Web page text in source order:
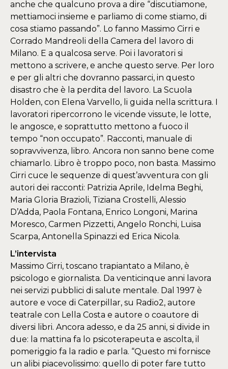
anche che qualcuno prova a dire “discutiamone,
mettiamoci insieme e parliamo di come stiamo, di
cosa stiamo passando”. Lo fanno Massimo Cirri e
Corrado Mandreoli della Camera del lavoro di
Milano. E a qualcosa serve. Poi i lavoratori si
mettono a scrivere, e anche questo serve. Per loro
e per gli altri che dovranno passarci, in questo
disastro che è la perdita del lavoro. La Scuola
Holden, con Elena Varvello, li guida nella scrittura. I
lavoratori ripercorrono le vicende vissute, le lotte,
le angosce, e soprattutto mettono a fuoco il
tempo “non occupato”. Racconti, manuale di
sopravvivenza, libro. Ancora non sanno bene come
chiamarlo. Libro è troppo poco, non basta. Massimo
Cirri cuce le sequenze di quest’avventura con gli
autori dei racconti: Patrizia Aprile, Idelma Beghi,
Maria Gloria Brazioli, Tiziana Crostelli, Alessio
D’Adda, Paola Fontana, Enrico Longoni, Marina
Moresco, Carmen Pizzetti, Angelo Ronchi, Luisa
Scarpa, Antonella Spinazzi ed Erica Nicola.
L’intervista
Massimo Cirri, toscano trapiantato a Milano, è
psicologo e giornalista. Da venticinque anni lavora
nei servizi pubblici di salute mentale. Dal 1997 è
autore e voce di Caterpillar, su Radio2, autore
teatrale con Lella Costa e autore o coautore di
diversi libri. Ancora adesso, e da 25 anni, si divide in
due: la mattina fa lo psicoterapeuta e ascolta, il
pomeriggio fa la radio e parla. “Questo mi fornisce
un alibi piacevolissimo: quello di poter fare tutto